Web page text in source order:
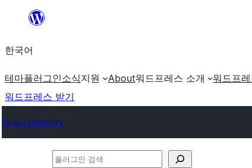
츠
로
로
가
한국어
테마플러그인소식지원 About워드프레스 소개 워드프
워드프레스 받기
Plugin Directory
플